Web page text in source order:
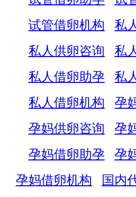
试管借卵机构
私
私人供卵咨询
私
私人借卵助孕
私
私人借卵机构
孕
孕妈供卵咨询
孕
孕妈借卵助孕
孕
孕妈借卵机构
国内